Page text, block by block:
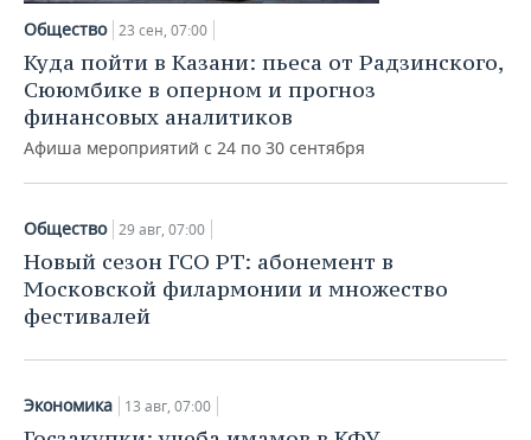
Общество 23 сен, 07:00
Куда пойти в Казани: пьеса от Радзинского,
Сююмбике в оперном и прогноз
финансовых аналитиков
Афиша мероприятий с 24 по 30 сентября
Общество 29 авг, 07:00
Новый сезон ГСО РТ: абонемент в
Московской филармонии и множество
фестивалей
Экономика 13 авг, 07:00